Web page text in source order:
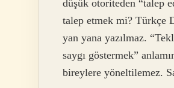
düşük otoriteden “talep
talep etmek mi? Türkçe
yan yana yazılmaz.
saygı göstermek”
bireylere yöneltilemez.